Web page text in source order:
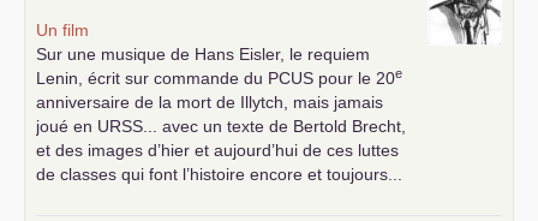
Un film
Sur une musique de Hans Eisler, le requiem
Lenin, écrit sur commande du PCUS pour le 20e
anniversaire de la mort de Illytch, mais jamais
joué en URSS ... avec un texte de Bertold Brecht,
et des images d’hier et aujourd’hui de ces luttes
de classes qui font l’histoire encore et toujours...